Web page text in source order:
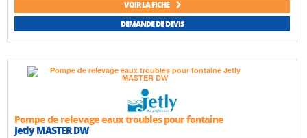
VOIR LA FICHE
DEMANDE DE DEVIS
Pompe de relevage eaux troubles pour fontaine
Jetly MASTER DW